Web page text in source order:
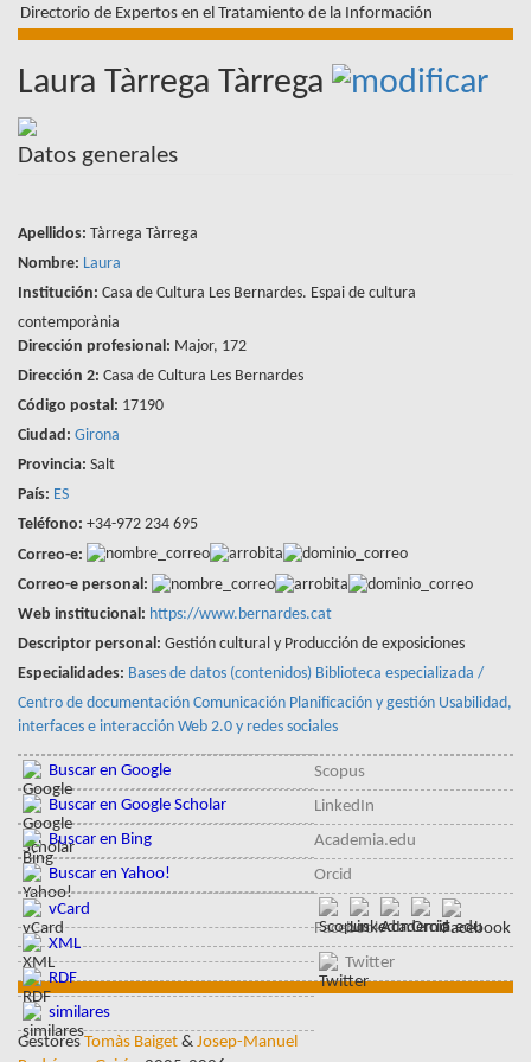
Directorio de Expertos en el Tratamiento de la Información
Laura Tàrrega Tàrrega
Datos generales
Apellidos: Tàrrega Tàrrega
Nombre: Laura
Institución: Casa de Cultura Les Bernardes. Espai de cultura
contemporània
Dirección profesional: Major, 172
Dirección 2: Casa de Cultura Les Bernardes
Código postal: 17190
Ciudad: Girona
Provincia: Salt
País: ES
Teléfono: +34-972 234 695
Correo-e:
Correo-e personal:
Web institucional: https://www.bernardes.cat
Descriptor personal: Gestión cultural y Producción de exposiciones
Especialidades: Bases de datos (contenidos) Biblioteca especializada /
Centro de documentación Comunicación Planificación y gestión Usabilidad,
interfaces e interacción Web 2.0 y redes sociales
Buscar en Google
Buscar en Google Scholar
Buscar en Bing
Buscar en Yahoo!
vCard
XML
RDF
similares
Scopus
LinkedIn
Academia.edu
Orcid
Facebook
Twitter
Gestores Tomàs Baiget & Josep-Manuel